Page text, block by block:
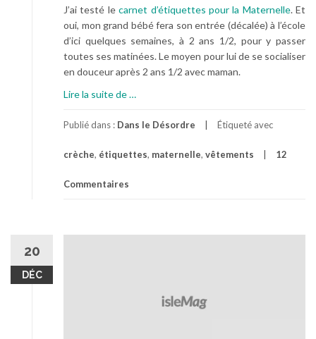
J’ai testé lecarnet d’étiquettes pour la Maternelle. Et
oui, mon grand bébé fera son entrée (décalée) à l’école
d’ici quelques semaines, à 2 ans 1/2, pour y passer
toutes ses matinées. Le moyen pour lui de se socialiser
en douceur après 2 ans 1/2 avec maman.
Lire la suite de
r
p
i
…
Publié dans : Dans le Désordre Étiqueté avec
crèche, étiquettes, maternelle, vêtements 12
Commentaires
20
DÉC